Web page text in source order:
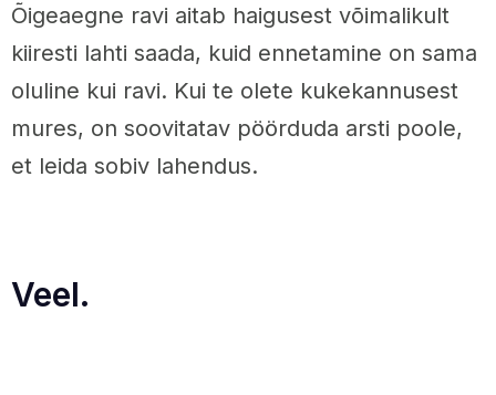
Õigeaegne ravi aitab haigusest võimalikult
kiiresti lahti saada, kuid ennetamine on sama
oluline kui ravi. Kui te olete kukekannusest
mures, on soovitatav pöörduda arsti poole,
et leida sobiv lahendus.
Veel.